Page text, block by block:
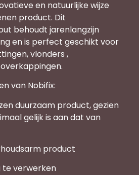
en natuurlijke wijze
product. Dit
behoudt jarenlangzijn
en is perfect geschikt voor
vlonders ,
van Nobifix:
duurzaam product, gezien
gelijk is aan dat van
product
te verwerken